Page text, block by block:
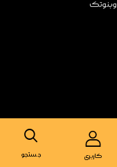
وبنوتک
کاربری جستجو